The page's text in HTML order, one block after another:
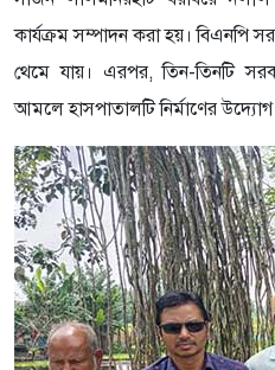
কার্যক্রম সম্পাদন করা হয়। বিএনপি
থেমে যায়। এরপর, তিন-তিনটি
আমলে হাসপাতালটি নির্মাণের উদ্যোগ